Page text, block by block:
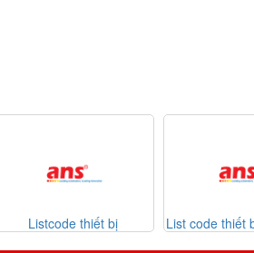
List code thiết bị Reckmann